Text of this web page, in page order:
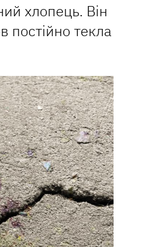
хлопець. Він
постійно текла